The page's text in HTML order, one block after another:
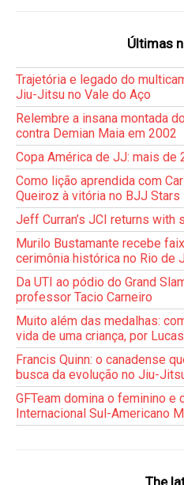
Últimas
Trajetória e legado do
Jiu-Jitsu no Vale do Aço
Relembre a insana montada
contra Demian Maia em 2002
Copa América de JJ: mais de
Como lição aprendida com
Queiroz à vitória no BJJ Stars
Jeff Curran’s JCI returns with
Murilo Bustamante recebe
cerimônia histórica no Rio de
Da UTI ao pódio do Grand
professor Tacio Carneiro
Muito além das medalhas:
vida de uma criança, por
Francis Quinn: o canadense
busca da evolução no Jiu-
GFTeam domina o feminino e
Internacional Sul-Americano
The